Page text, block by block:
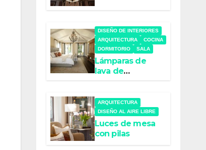
DISEÑO DE INTERIORES
ARQUITECTURA
COCINA
DORMITORIO
SALA
Lámparas de
lava de
ARQUITECTURA
DISEÑO AL AIRE LIBRE
Luces de mesa
con pilas